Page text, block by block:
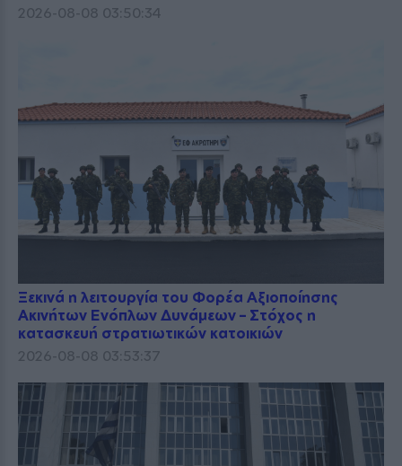
2026-08-08 03:50:34
Ξεκινά η λειτουργία του Φορέα Αξιοποίησης
Ακινήτων Ενόπλων Δυνάμεων – Στόχος η
κατασκευή στρατιωτικών κατοικιών
2026-08-08 03:53:37